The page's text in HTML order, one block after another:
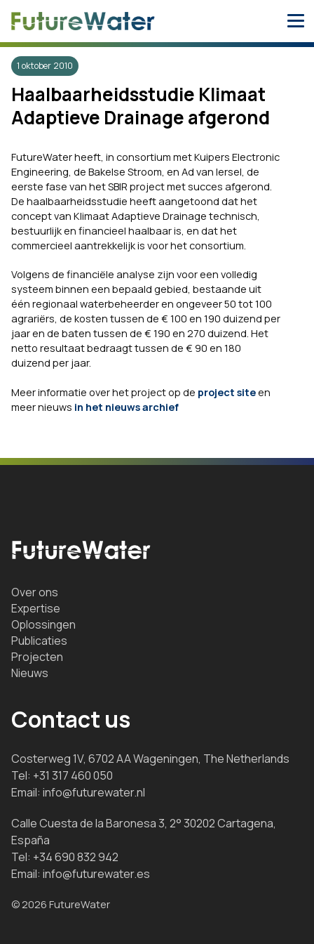
1 oktober 2010
Haalbaarheidsstudie Klimaat
Adaptieve Drainage afgerond
FutureWater heeft, in consortium met Kuipers Electronic
Engineering, de Bakelse Stroom, en Ad van Iersel, de
eerste fase van het SBIR project met succes afgerond.
De haalbaarheidsstudie heeft aangetoond dat het
concept van Klimaat Adaptieve Drainage technisch,
bestuurlijk en financieel haalbaar is, en dat het
commercieel aantrekkelijk is voor het consortium.
Volgens de financiële analyse zijn voor een volledig
systeem binnen een bepaald gebied, bestaande uit
één regionaal waterbeheerder en ongeveer 50 tot 100
agrariërs, de kosten tussen de € 100 en 190 duizend per
jaar en de baten tussen de € 190 en 270 duizend. Het
netto resultaat bedraagt tussen de € 90 en 180
duizend per jaar.
Meer informatie over het project op de project siteen
meer nieuws in het nieuws archief
Over ons
Expertise
Oplossingen
Publicaties
Projecten
Nieuws
Contact us
Costerweg 1V, 6702 AA Wageningen, The Netherlands
Tel: +31 317 460 050
Email: info@futurewater.nl
Calle Cuesta de la Baronesa 3, 2° 30202 Cartagena,
España
Tel: +34 690 832 942
Email: info@futurewater.es
© 2026 FutureWater